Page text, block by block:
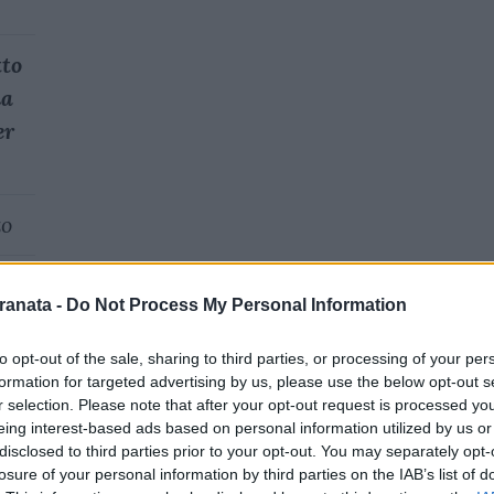
- Do Not Process My Personal Information
opt-out of the sale, sharing to third parties, or processing of your
for targeted advertising by us, please use the below opt-out
selection. Please note that after your opt-out request is processed
interest-based ads based on personal information utilized by us
to third parties prior to your opt-out. You may separately
of your personal information by third parties on the IAB’s list of